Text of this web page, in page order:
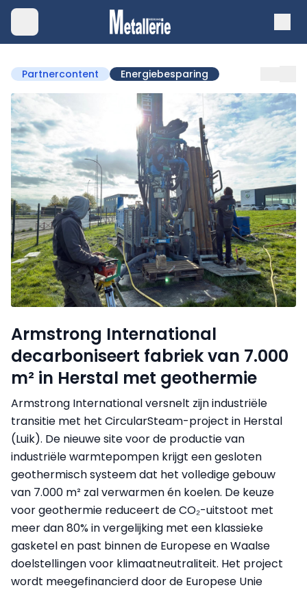
Partnercontent Energiebesparing
Armstrong International
decarboniseert fabriek van 7.000
m² in Herstal met geothermie
Armstrong International versnelt zijn industriële
transitie met het CircularSteam-project in Herstal
(Luik). De nieuwe site voor de productie van
industriële warmtepompen krijgt een gesloten
geothermisch systeem dat het volledige gebouw
van 7.000 m² zal verwarmen én koelen. De keuze
voor geothermie reduceert de CO₂-uitstoot met
meer dan 80% in vergelijking met een klassieke
gasketel en past binnen de Europese en Waalse
doelstellingen voor klimaatneutraliteit. Het project
wordt meegefinancierd door de Europese Unie